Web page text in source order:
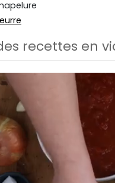
recettes en